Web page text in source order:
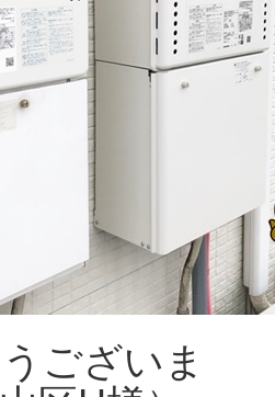
ございま